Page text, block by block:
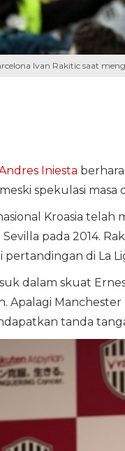
Ivan Rakitic saat
Iniesta
spekulasi
Kroasia telah
pada 2014.
pertandingan di La
dalam skuat
Apalagi
tanda